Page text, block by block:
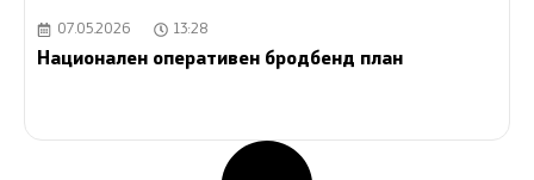
07.05.2026 13:28
Национален оперативен бродбенд план